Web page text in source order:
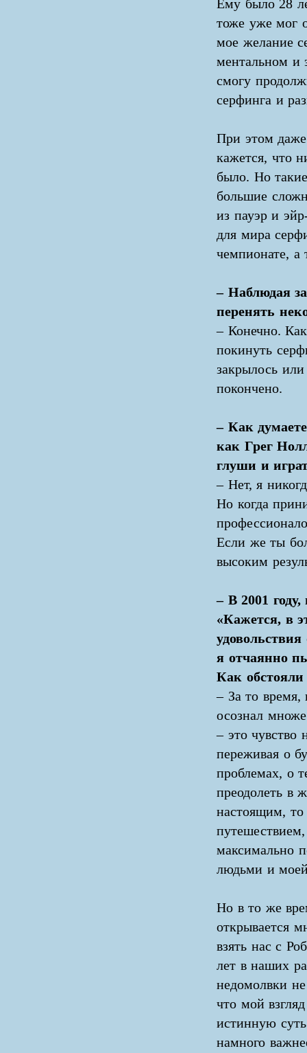
Ему было 28
тоже уже мог
мое желание
ментальном и
смогу
серфинга и
При этом даже
кажется, что
было. Но
большие
из пауэр и
для мира
чемпионате, а
– Наблюдая
перенять
– Конечно.
покинуть
закрылось
покончено.
– Как
как Грег
глуши и
– Нет, я
Но когда
Если же ты
высоким
– В 2001
«Кажется, в
я отчаянно
Как обстояли
– За то время,
осознал
– это чувство
переживая о
проблемах, о
преодолеть в
настоящим,
максимально
людьми и
Но в то же
открывается
взять нас с
лет в наших
недомолвки
что мой
истинную
намного